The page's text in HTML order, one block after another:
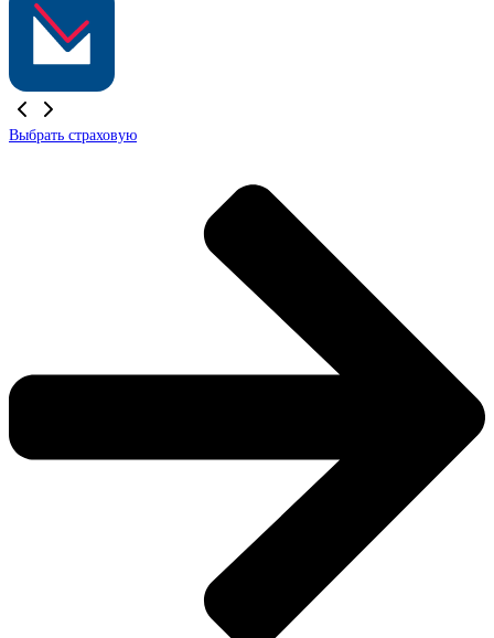
Выбрать страховую